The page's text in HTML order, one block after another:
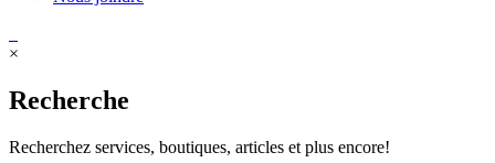
×
Recherche
Recherchez services, boutiques, articles et plus encore!